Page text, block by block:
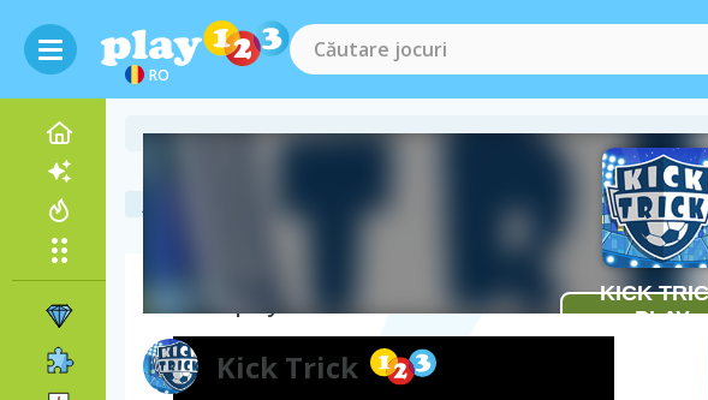
RO
Kick Trick
jocuri cu fotbal